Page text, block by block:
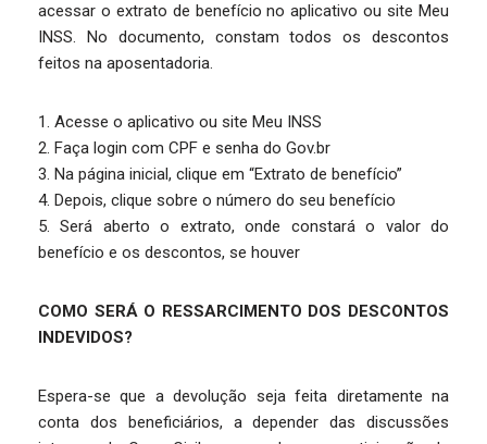
acessar o extrato de benefício no aplicativo ou site Meu
INSS. No documento, constam todos os descontos
feitos na aposentadoria.
1. Acesse o aplicativo ou site Meu INSS
2. Faça login com CPF e senha do Gov.br
3. Na página inicial, clique em “Extrato de benefício”
4. Depois, clique sobre o número do seu benefício
5. Será aberto o extrato, onde constará o valor do
benefício e os descontos, se houver
COMO SERÁ O RESSARCIMENTO DOS DESCONTOS
INDEVIDOS?
Espera-se que a devolução seja feita diretamente na
conta dos beneficiários, a depender das discussões